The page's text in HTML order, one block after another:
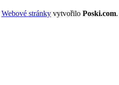
Webové stránky vytvořilo Poski.com